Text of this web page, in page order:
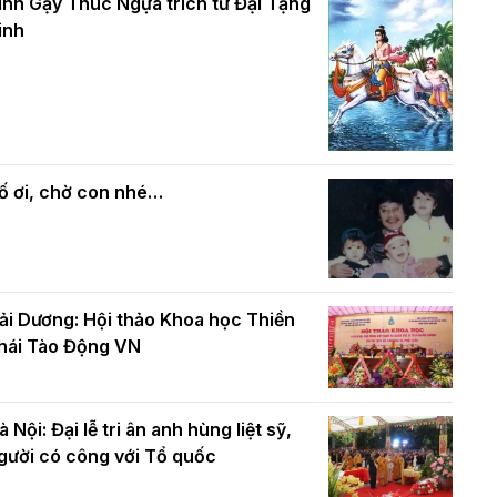
mừng Đại lễ Phật đản PL.2570 –
mùa Phật đản PL.2570
Phật giáo chính tín Phần 7: Luật nhân
quả
ơi, chờ con nhé…
Dương: Hội thảo Khoa học Thiền
Tào Động VN
Nội: Đại lễ tri ân anh hùng liệt sỹ,
có công với Tổ quốc